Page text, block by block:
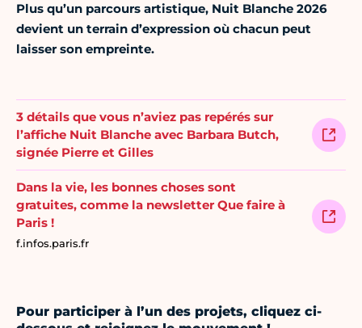
Plus qu’un parcours artistique, Nuit Blanche 2026
devient un terrain d’expression où chacun peut
laisser son empreinte.
3 détails que vous n’aviez pas repérés sur
l’affiche Nuit Blanche avec Barbara Butch,
signée Pierre et Gilles
Dans la vie, les bonnes choses sont
gratuites, comme la newsletter Que faire à
Paris !
f.infos.paris.fr
Pour participer à l’un des projets, cliquez ci-